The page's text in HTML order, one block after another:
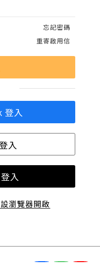
忘記密碼
重寄啟用信
登入
入
入
瀏覽器開啟